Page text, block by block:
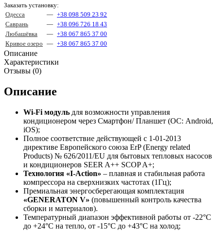
Заказать установку:
Одесса
— +38 098 509 23 92
Саврань
— +38 096 726 18 43
Любашёвка
— +38 067 865 37 00
Кривое озеро — +38 067 865 37 00
Описание
Характеристики
Отзывы (0)
Описание
Wi-Fi модуль для возможности управления
кондиционером через Смартфон/ Планшет (ОС: Android,
iOS);
Полное соответствие действующей c 1-01-2013
директиве Европейского союза ErP (Energy related
Products) № 626/2011/EU для бытовых тепловых насосов
и кондиционеров SEER A++ SCOP A+;
Технология «I-Action» – плавная и стабильная работа
компрессора на сверхнизких частотах (1Гц);
Премиальная энергосберегающая комплектация
«GENERATON V» (повышенный контроль качества
сборки и материалов).
Температурный диапазон эффективной работы от -22°C
до +24°C на тепло, от -15°C до +43°C на холод;